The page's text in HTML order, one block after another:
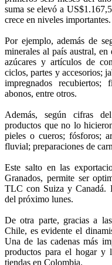
suma se elevó a
crece en niveles importantes.
Por ejemplo, además de
minerales al país austral,
azúcares y artículos de
ciclos, partes y accesorios;
impregnados
abonos, entre otros.
Además, según cifras
productos que no lo
pieles o cueros; fósforos;
fluvial; preparaciones de
Este salto en las
Granados, permite ser
TLC con Suiza y Canadá.
del próximo lunes.
De otra parte, gracias a
Chile, es evidente el
Una de las cadenas más
productos para el hogar y
tiendas en Colombia.